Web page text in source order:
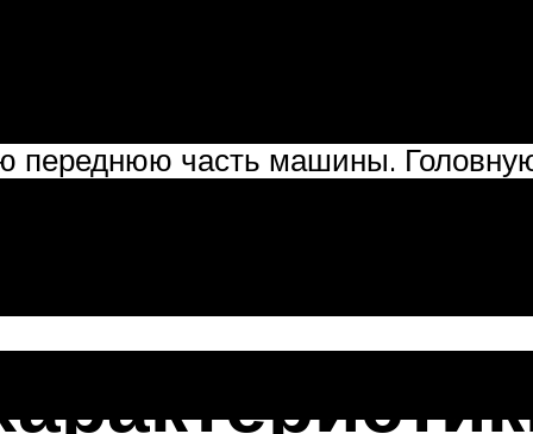
одной из самых популярных
gaz/gazel-next/.
решётку, неизменным остался
переднюю часть машины.
полосы, которые делают
продолжение бампера. В него
противотуманки.